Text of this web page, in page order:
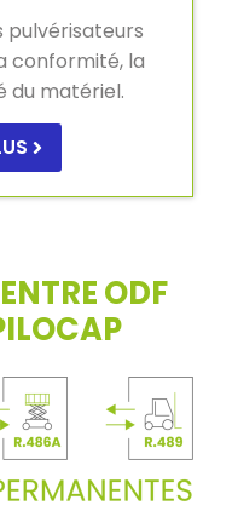
pulvérisateurs
conformité, la
du matériel.
ODF